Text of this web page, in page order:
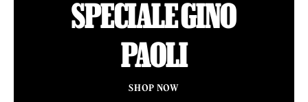
SPECIALE GINO
PAOLI
SHOP NOW